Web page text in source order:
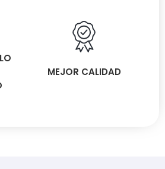
MEJOR CALIDAD